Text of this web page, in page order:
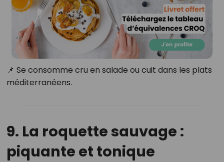
📌 Se consomme cru en salade ou cuit dans les plats
méditerranéens.
9. La roquette sauvage :
piquante et tonique